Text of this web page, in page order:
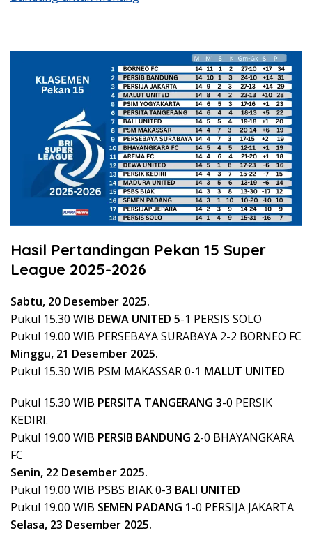
Hasil Pertandingan Pekan 15 Super
League 2025-2026
Sabtu, 20 Desember 2025.
Pukul 15.30 WIB DEWA UNITED 5-1 PERSIS SOLO
Pukul 19.00 WIB PERSEBAYA SURABAYA 2-2 BORNEO FC
Minggu, 21 Desember 2025.
Pukul 15.30 WIB PSM MAKASSAR 0-1 MALUT UNITED
Pukul 15.30 WIB PERSITA TANGERANG 3-0 PERSIK
KEDIRI.
Pukul 19.00 WIB PERSIB BANDUNG 2-0 BHAYANGKARA
FC
Senin, 22 Desember 2025.
Pukul 19.00 WIB PSBS BIAK 0-3 BALI UNITED
Pukul 19.00 WIB SEMEN PADANG 1-0 PERSIJA JAKARTA
Selasa, 23 Desember 2025.